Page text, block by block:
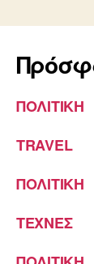
ΠΟΛΙΤΙΚΗ
TRAVEL
ΠΟΛΙΤΙΚΗ
ΤΕΧΝΕΣ